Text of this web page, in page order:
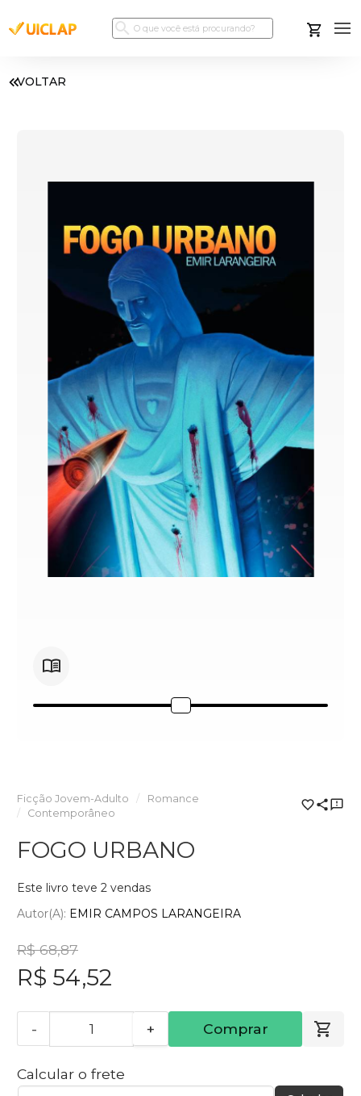
VOLTAR
Ficção Jovem-Adulto
Romance
Contemporâneo
FOGO URBANO
Este livro teve 2 vendas
Autor(a): EMIR CAMPOS LARANGEIRA
R$ 68,87
R$ 54,52
- + Comprar
Calcular o frete